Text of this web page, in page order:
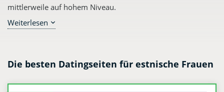
mittlerweile auf hohem Niveau.
Man muss sich aber im Vorfeld fragen, was für einen
helfen zu beurteilen, ob man sich auf eine estnische Frau
die dafür sprechen. Wir gehen in unserem Artikel genau auf
Weiterlesen
Die besten Datingseiten für estnische Frauen